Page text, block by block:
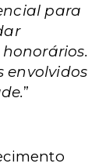
para
envolvidos
”